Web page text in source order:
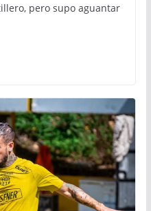
pero supo aguantar